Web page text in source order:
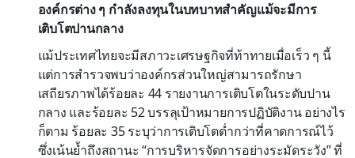
องค์กรต่าง ๆ กำลังลงทุนในบทบาทสำคัญแม้จะมีการ
เติบโตปานกลาง
แม้ประเทศไทยจะมีสภาวะเศรษฐกิจที่ท้าทายเมื่อเร็ว ๆ นี้
แต่การสำรวจพบว่าองค์กรส่วนใหญ่สามารถรักษา
เสถียรภาพได้ร้อยละ 44 รายงานการเติบโตในระดับปาน
กลาง และร้อยละ 52 บรรลุเป้าหมายการปฏิบัติงาน อย่างไร
ก็ตาม ร้อยละ 35 ระบุว่าการเติบโตต่ำกว่าที่คาดการณ์ไว้
ซึ่งเน้นย้ำถึงสถานะ “การบริหารจัดการอย่างระมัดระวัง” ที่